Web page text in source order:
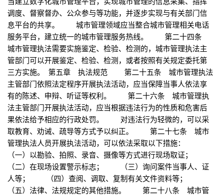
调度、督察督办、公众参与等功能，并逐步实现与有关部门信
息平台的共享。 城市管理领域应当整合城市管理相关电话
服务平台，建立统一的城市管理服务热线。 第二十四条
城市管理执法需要实施鉴定、检验、检测的，城市管理执法主
管部门可以开展鉴定、检验、检测，或者按照有关规定委托第
三方实施。 第五章 执法规范 第二十五条 城市管理执法
主管部门依照法定程序开展执法活动，应当保障当事人依法享
有的陈述、申辩、听证等权利。 第二十六条 城市管理执
法主管部门开展执法活动，应当根据违法行为的性质和危害后
果依法给予相应的行政处罚。 对违法行为轻微的，可以采
取教育、劝诫、疏导等方式予以纠正。 第二十七条 城市
管理执法人员开展执法活动，可以依法采取以下措施：
（一）以勘验、拍照、录音、摄像等方式进行现场取证；
（二）在现场设置警示标志； （三）询问案件当事人、证
人等； （四）查阅、调取、复制有关文件资料等；
（五）法律、法规规定的其他措施。 第二十八条 城市管